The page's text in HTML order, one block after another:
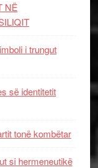
NË
i trungut
së identitetit
tonë kombëtar
si hermeneutikë